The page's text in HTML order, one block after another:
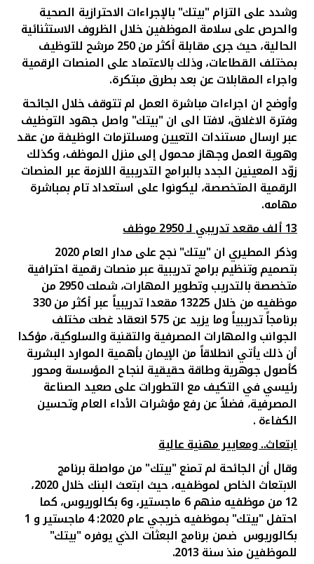
وشدد على التزام "بيتك" بالإجراءات الاحترازية الصحية
والحرص على سلامة الموظفين خلال الظروف الاستثنائية
الحالية، حيث جرى مقابلة أكثر من 250 مرشح للتوظيف
بمختلف القطاعات، وذلك بالاعتماد على المنصات الرقمية
واجراء المقابلات عن بعد بطرق مبتكرة.
وأوضح ان اجراءات مباشرة العمل لم تتوقف خلال الجائحة
وفترة الاغلاق، لافتا الى ان "بيتك" واصل جهود التوظيف
عبر ارسال مستندات التعيين ومسلتزمات الوظيفة من عقد
وهوية العمل وجهاز محمول إلى منزل الموظف، وكذلك
زوّد المعينين الجدد بالبرامج التدريبية اللازمة عبر المنصات
الرقمية المتخصصة، ليكونوا على استعداد تام بمباشرة
مهامه.
13 ألف مقعد تدريبي لـ 2950 موظف
وذكر المطيري ان "بيتك" نجح على مدار العام 2020
بتصميم وتنظيم برامج تدريبية عبر منصات رقمية احترافية
متخصصة بالتدريب وتطوير المهارات، شملت 2950 من
موظفيه من خلال 13225 مقعدا تدريبياً عبر أكثر من 330
برنامجاً تدريبياً وما يزيد عن 575 انعقاد غطت مختلف
الجوانب والمهارات المصرفية والتقنية والسلوكية، مؤكدا
أن ذلك يأتي انطلاقاً من الإيمان بأهمية الموارد البشرية
كأصول جوهرية وطاقة حقيقية لنجاح المؤسسة ومحور
رئيسي في التكيف مع التطورات على صعيد الصناعة
المصرفية، فضلاً عن رفع مؤشرات الأداء العام وتحسين
الكفاءة.
ابتعاث.. ومعايير مهنية عالية
وقال أن الجائحة لم تمنع "بيتك" من مواصلة برنامج
الابتعاث الخاص لموظفيه، حيث ابتعث البنك خلال 2020،
12من موظفيه منهم6 ماجستير،و 6 بكالوريوس، كما
احتفل "بيتك" بموظفيه خريجي عام 2020: 4 ماجستير و 1
بكالوريوس ضمن برنامج البعثات الذي يوفره "بيتك"
للموظفين منذ سنة 2013
.